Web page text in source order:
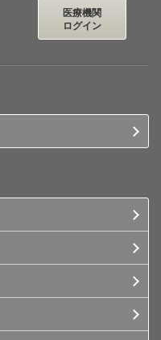
医療機関
ログイン